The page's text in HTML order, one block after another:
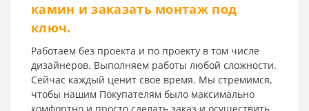
камин и заказать монтаж под
ключ.
Работаем без проекта и по проекту в том числе
дизайнеров. Выполняем работы любой сложности.
Сейчас каждый ценит свое время. Мы стремимся,
чтобы нашим Покупателям было максимально